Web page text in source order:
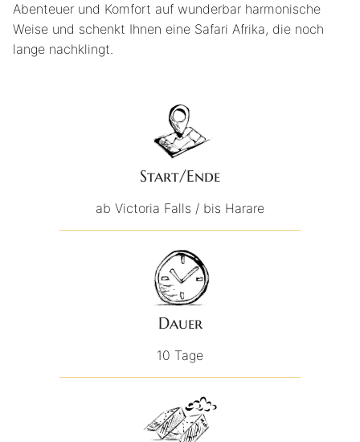
Abenteuer und Komfort auf wunderbar harmonische
Weise und schenkt Ihnen eine Safari Afrika, die noch
lange nachklingt.
Start/Ende
ab Victoria Falls / bis Harare
Dauer
10 Tage